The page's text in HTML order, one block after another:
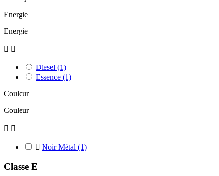
Energie
Energie
 
Diesel (1)
Essence (1)
Couleur
Couleur
 
 Noir Métal (1)
Classe E